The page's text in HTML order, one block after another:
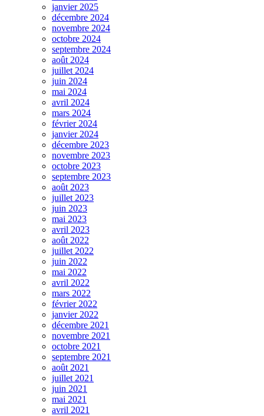
janvier 2025
décembre 2024
novembre 2024
octobre 2024
septembre 2024
août 2024
juillet 2024
juin 2024
mai 2024
avril 2024
mars 2024
février 2024
janvier 2024
décembre 2023
novembre 2023
octobre 2023
septembre 2023
août 2023
juillet 2023
juin 2023
mai 2023
avril 2023
août 2022
juillet 2022
juin 2022
mai 2022
avril 2022
mars 2022
février 2022
janvier 2022
décembre 2021
novembre 2021
octobre 2021
septembre 2021
août 2021
juillet 2021
juin 2021
mai 2021
avril 2021